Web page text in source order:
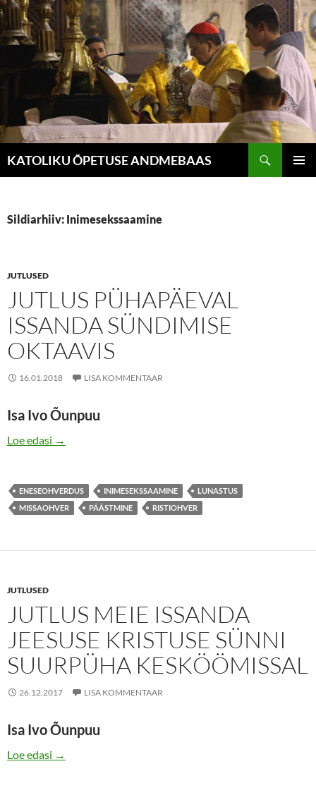
Liigu
sisu
juurde
KATOLIKU ÕPETUSE ANDMEBAAS
Sildiarhiiv: Inimesekssaamine
JUTLUSED
JUTLUS PÜHAPÄEVAL
ISSANDA SÜNDIMISE
OKTAAVIS
16.01.2018 LISA KOMMENTAAR
Isa Ivo Õunpuu
Loe edasi JUTLUS PÜHAPÄEVAL ISSANDA SÜNDIMISE
→
ENESEOHVERDUS INIMESEKSSAAMINE
LUNASTUS
MISSAOHVER
PÄÄSTMINE RISTIOHVER
JUTLUSED
JUTLUS MEIE ISSANDA
JEESUSE KRISTUSE SÜNNI
SUURPÜHA KESKÖÖMISSAL
26.12.2017 LISA KOMMENTAAR
Isa Ivo Õunpuu
Loe edasi JUTLUS MEIE ISSANDA JEESUSE KRISTUSE
→